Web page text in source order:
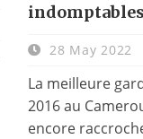
indomptables
28 May 2022
La meilleure
2016 au
encore